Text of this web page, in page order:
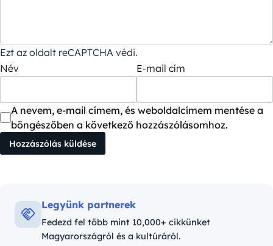
Ezt az oldalt reCAPTCHA védi.
Név
E-mail cím
A nevem, e-mail címem, és weboldalcímem mentése a
böngészőben a következő hozzászólásomhoz.
Legyünk partnerek
Fedezd fel több mint 10,000+ cikkünket
Magyarországról és a kultúráról.